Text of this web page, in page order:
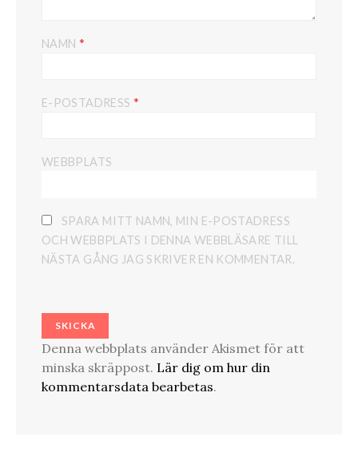
NAMN *
E-POSTADRESS *
WEBBPLATS
SPARA MITT NAMN, MIN E-POSTADRESS
OCH WEBBPLATS I DENNA WEBBLÄSARE TILL
NÄSTA GÅNG JAG SKRIVER EN KOMMENTAR.
Denna webbplats använder Akismet för att
minska skräppost. Lär dig om hur din
kommentarsdata bearbetas.